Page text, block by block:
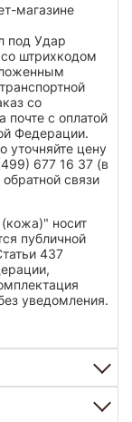
магазине
под Удар
штрихкодом
со
с оплатой
Федерации.
уточняйте цену
677 16 37 (в
связи
носит
публичной
437
уведомления.